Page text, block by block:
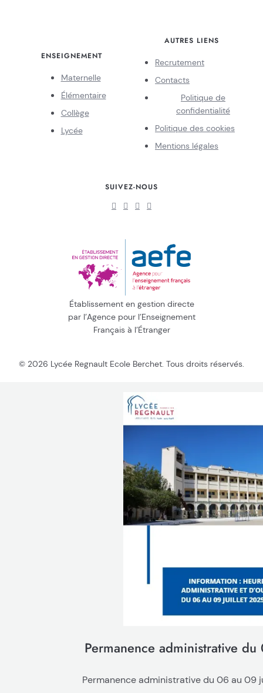
Établissement en gestion directe
par l’Agence pour l’Enseignement
Français à l’Étranger
ENSEIGNEMENT
Maternelle
Élémentaire
Collège
Lycée
AUTRES LIENS
Recrutement
Contacts
Politique de
confidentialité
Politique des cookies
Mentions légales
SUIVEZ-NOUS
© 2026 Lycée Regnault Ecole Berchet. Tous droits réservés.
Permanence administrative
Permanence administrative du 06 au 09